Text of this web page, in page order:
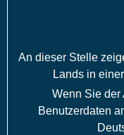
An dieser Stelle
Lands in
Wenn Sie der
Benutzerdaten